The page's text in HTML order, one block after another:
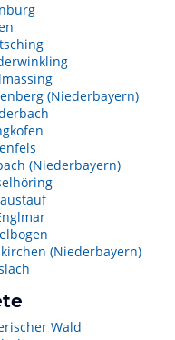
(Niederbayern)
(Niederbayern)
(Niederbayern)
Wald